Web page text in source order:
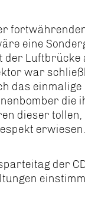
eine
war
das einmalige
die
dieser tollen,
der